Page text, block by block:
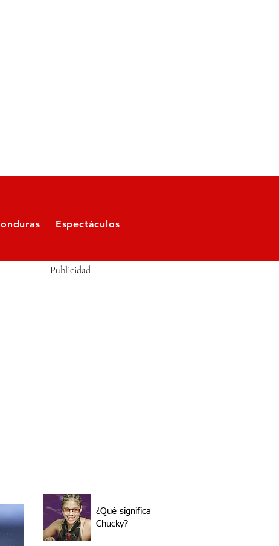
Espectáculos
Publicidad
¿Qué significa
Chucky?